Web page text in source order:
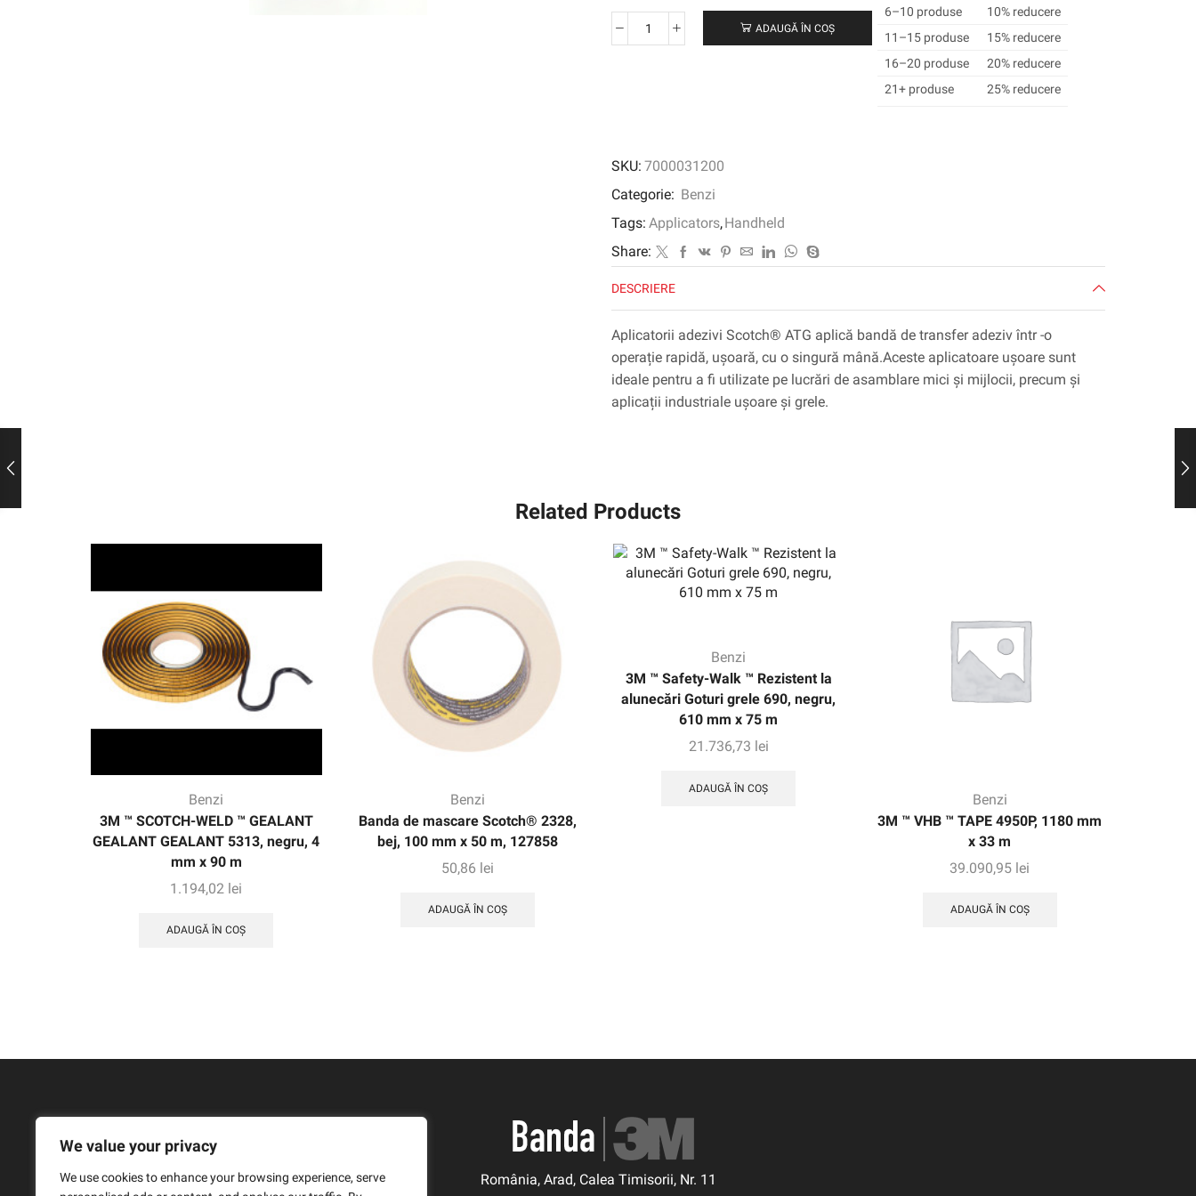
We value your privacy
We use cookies to enhance your browsing experience, serve
Cantitate
galben,
adaptor
6,4
mm,
model
19600
ADAUGĂ ÎN COȘ
6–10 produse
10% reducere
11–15 produse
15% reducere
16–20 produse
20% reducere
21+ produse
25% reducere
SKU: 7000031200
Categorie: Benzi
Tags: Applicators,Handheld
Share:
DESCRIERE
Aplicatorii adezivi Scotch® ATG aplică bandă de transfer adeziv într -o
operație rapidă, ușoară, cu o singură mână.Aceste aplicatoare ușoare sunt
ideale pentru a fi utilizate pe lucrări de asamblare mici și mijlocii, precum și
aplicații industriale ușoare și grele.
Related Products
Benzi
3M ™ SCOTCH-WELD ™ GEALANT
GEALANT GEALANT 5313, negru, 4
mm x 90 m
1.194,02 lei
ADAUGĂ ÎN COȘ
Benzi
Banda de mascare Scotch® 2328,
bej, 100 mm x 50 m, 127858
50,86 lei
ADAUGĂ ÎN COȘ
Benzi
3M ™ Safety-Walk ™ Rezistent la
alunecări Goturi grele 690, negru,
610 mm x 75 m
21.736,73 lei
ADAUGĂ ÎN COȘ
Benzi
3M ™ VHB ™ TAPE 4950P, 1180 mm
x 33 m
39.090,95 lei
ADAUGĂ ÎN COȘ
România, Arad, Calea Timisorii, Nr. 11